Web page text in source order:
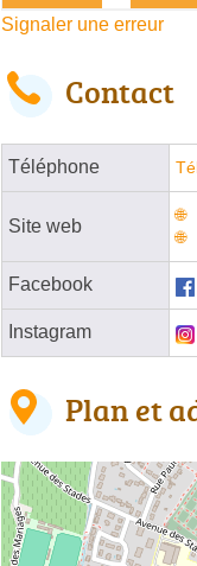
Signaler une erreur
Contact
Téléphone
Site web
Facebook
Instagram
Plan et